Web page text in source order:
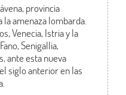
provincia
amenaza lombarda.
Venecia, Istria y la
Senigallia,
ante esta nueva
siglo anterior en las